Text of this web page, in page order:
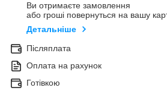
Ви отримаєте замовлення
або гроші повернуться на вашу
Детальніше
Післяплата
Оплата на рахунок
Готівкою